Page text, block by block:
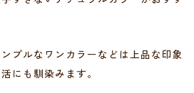
プルなワンカラーなどは上品な印象
にも馴染みます。